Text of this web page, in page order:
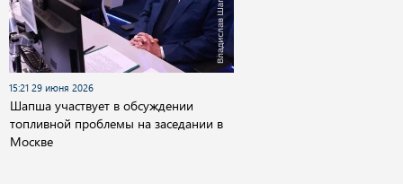
15:21 29 июня 2026
Шапша участвует в обсуждении
топливной проблемы на заседании в
Москве